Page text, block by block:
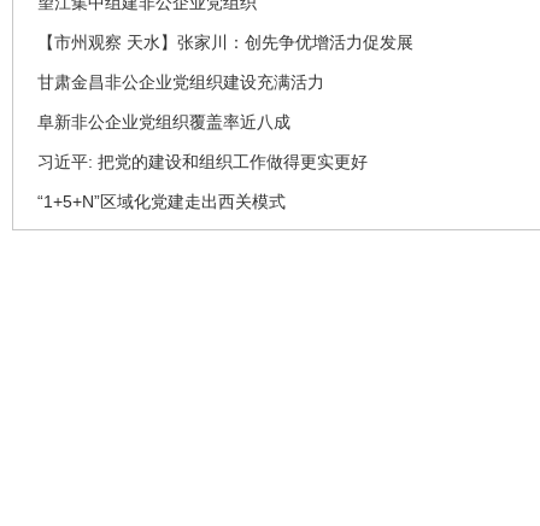
【市州观察 天水】张家川：创先争优增活力促发展
甘肃金昌非公企业党组织建设充满活力
阜新非公企业党组织覆盖率近八成
习近平: 把党的建设和组织工作做得更实更好
“1+5+N”区域化党建走出西关模式